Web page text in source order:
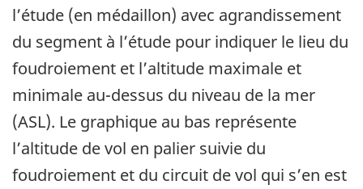
l’étude (en médaillon) avec agrandissement
du segment à l’étude pour indiquer le lieu du
foudroiement et l’altitude maximale et
minimale au-dessus du niveau de la mer
(ASL). Le graphique au bas représente
l’altitude de vol en palier suivie du
foudroiement et du circuit de vol qui s’en est